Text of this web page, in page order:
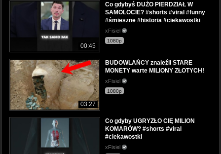
00:45
Co gdybyś DUŻO PIERDZIAŁ W
SAMOLOCIE? #shorts #viral #funny
#śmieszne #historia #ciekawostki
xFisiel
1080p
03:27
BUDOWLAŃCY znaleźli STARE
MONETY warte MILIONY ZŁOTYCH!
xFisiel
1080p
Co gdyby UGRYZŁO CIĘ MILION
KOMARÓW? #shorts #viral
#ciekawostki
xFisiel